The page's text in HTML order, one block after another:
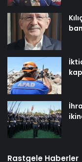
Rastgele Haberler